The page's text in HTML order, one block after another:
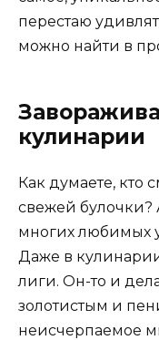
перестаю
можно найти в
кулинарии
Как думаете, кто
свежей булочки?
многих любимых
Даже в
лиги. Он-то и
золотистым и
неисчерпаемое